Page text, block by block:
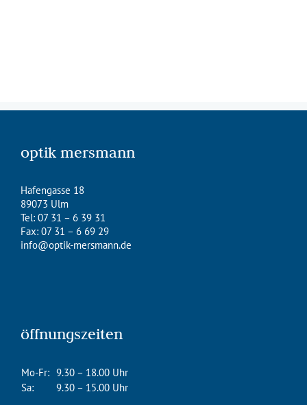
optik mersmann
Hafengasse 18
89073 Ulm
Tel: 07 31 – 6 39 31
Fax: 07 31 – 6 69 29
info@optik-mersmann.de
öffnungszeiten
Mo-Fr: 9.30 – 18.00 Uhr
Sa:
9.30 – 15.00 Uhr